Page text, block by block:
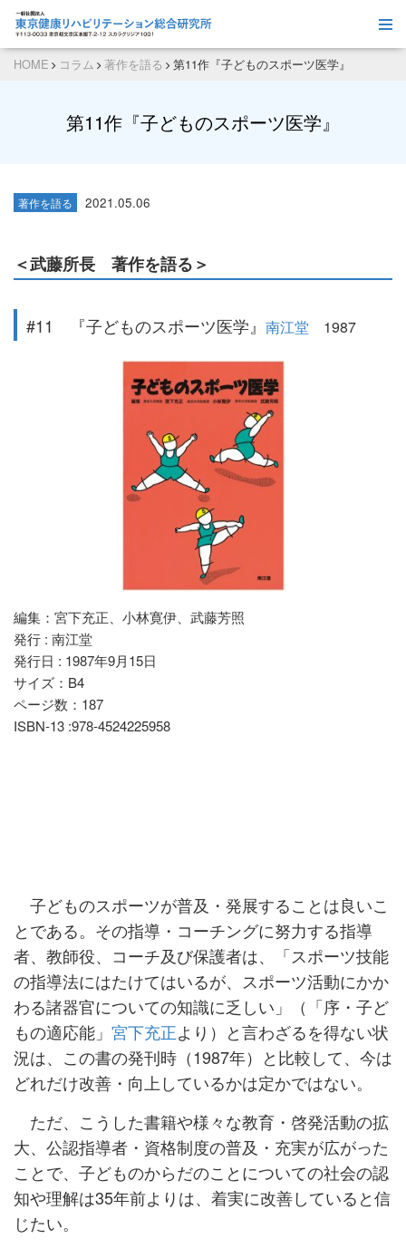
HOME コラム 著作を語る 第11作『子どものスポーツ医学』
第11作『子どものスポーツ医学』
著作を語る 2021.05.06
＜武藤所長 著作を語る＞
#11 『子どものスポーツ医学』 南江堂 1987
編集：宮下充正、小林寛伊、武藤芳照
発行 : 南江堂
発行日 : 1987年9月15日
サイズ：B4
ページ数：187
ISBN-13 :978-4524225958
子どものスポーツが普及・発展することは良いこ
とである。その指導・コーチングに努力する指導
者、教師役、コーチ及び保護者は、「スポーツ技能
の指導法にはたけてはいるが、スポーツ活動にかか
わる諸器官についての知識に乏しい」（「序・子ど
もの適応能」 宮下充正より）と言わざるを得ない状
況は、この書の発刊時（1987年）と比較して、今は
どれだけ改善・向上しているかは定かではない。
ただ、こうした書籍や様々な教育・啓発活動の拡
大、公認指導者・資格制度の普及・充実が広がった
ことで、子どものからだのことについての社会の認
知や理解は35年前よりは、着実に改善していると信
じたい。